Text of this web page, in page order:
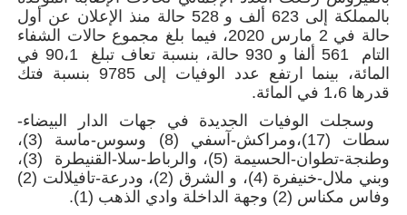
بالمملكة إلى 623 ألف و 528 حالة منذ الإعلان عن أول
حالة في 2 مارس 2020، فيما بلغ مجموع حالات الشفاء
التام 561 ألفا و 930 حالة، بنسبة تعاف تبلغ 90،1 في
المائة، بينما ارتفع عدد الوفيات إلى 9785 بنسبة فتك
قدرها 1،6 في المائة.
وسجلت الوفيات الجديدة في جهات الدار البيضاء-
سطات (17)،ومراكش-آسفي (8) وسوس-ماسة (3)،
وطنجة-تطوان-الحسيمة (5)، والرباط-سلا-القنيطرة (3)،
وبني ملال-خنيفرة (4)، و الشرق (2)، ودرعة-تافيلالت (2)
وفاس مكناس (2) وجهة الداخلة وادي الذهب (1).